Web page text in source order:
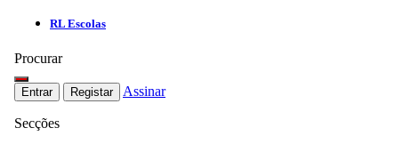
RL Escolas
Procurar
Entrar Registar Assinar
Secções